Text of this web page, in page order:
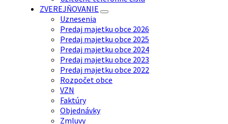
ZVEREJŇOVANIE
Uznesenia
Predaj majetku obce 2026
Predaj majetku obce 2025
Predaj majetku obce 2024
Predaj majetku obce 2023
Predaj majetku obce 2022
Rozpočet obce
VZN
Faktúry
Objednávky
Zmluvy